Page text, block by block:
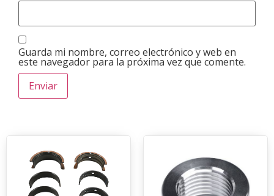
Guarda mi nombre, correo electrónico y web en
este navegador para la próxima vez que comente.